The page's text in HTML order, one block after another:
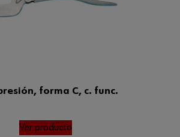
forma C, c. func.
Ver producto